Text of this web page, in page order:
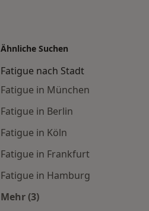
Ähnliche Suchen
Fatigue nach Stadt
Fatigue in München
Fatigue in Berlin
Fatigue in Köln
Fatigue in Frankfurt
Fatigue in Hamburg
Mehr (3)